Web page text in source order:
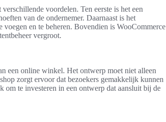
verschillende voordelen. Ten eerste is het een
van de ondernemer. Daarnaast is het
en te beheren. Bovendien is WooCommerce
vergroot.
een online winkel. Het ontwerp moet niet alleen
zorgt ervoor dat bezoekers gemakkelijk kunnen
te investeren in een ontwerp dat aansluit bij de